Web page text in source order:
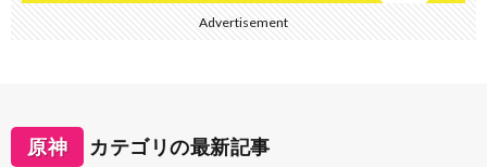
Advertisement
原神 カテゴリの最新記事